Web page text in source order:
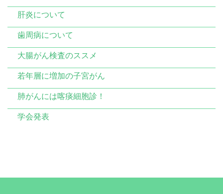
肝炎について
歯周病について
大腸がん検査のススメ
若年層に増加の子宮がん
肺がんには喀痰細胞診！
学会発表